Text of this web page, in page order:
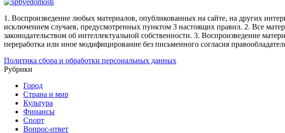
1. Воспроизведение любых материалов, опубликованных на сайте, на других
исключением случаев, предусмотренных пунктом 3 настоящих правил. 2. Все
законодательством об интеллектуальной собственности. 3. Воспроизведение
переработка или иное модифицирование без письменного согласия
Политика сбора и обработки персональных данных
Рубрики
Город
Страна и мир
Культура
Финансы
Спорт
Вопрос-ответ